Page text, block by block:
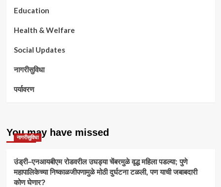
Education
Health & Welfare
Social Updates
नागरीसुविधा
पर्यावरण
You may have missed
नागरीसुविधा
उंड्री–एनआयबीएम रोडवरील उघड्या चेंबरमुळे वृद्ध महिला पडल्या; पुणे
महापालिकेच्या निष्काळजीपणामुळे मोठी दुर्घटना टळली, पण याची जबाबदारी
कोण घेणार?